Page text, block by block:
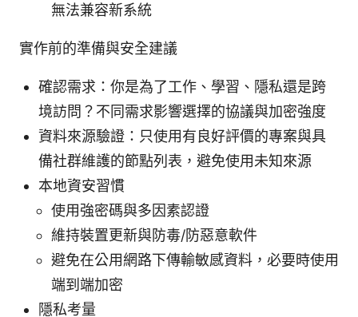
無法兼容新系統
實作前的準備與安全建議
確認需求：你是為了工作、學習、隱私還是跨
境訪問？不同需求影響選擇的協議與加密強度
資料來源驗證：只使用有良好評價的專案與具
備社群維護的節點列表，避免使用未知來源
本地資安習慣
使用強密碼與多因素認證
維持裝置更新與防毒/防惡意軟件
避免在公用網路下傳輸敏感資料，必要時使用
端到端加密
隱私考量